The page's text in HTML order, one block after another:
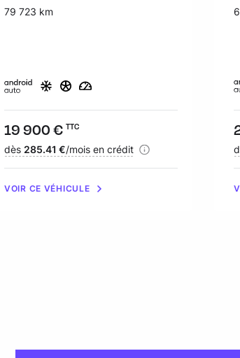
Kilomètres :
79 723 km
Prix :
19 900 € TTC
Financement :
dès 285.41 €/mois en crédit
VOIR CE VÉHICULE